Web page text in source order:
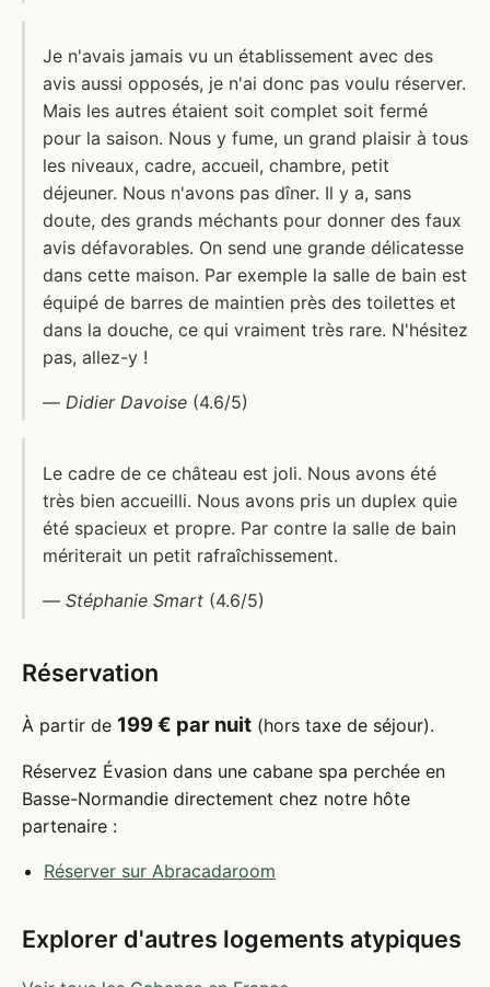
Je n'avais jamais vu un établissement avec des
avis aussi opposés, je n'ai donc pas voulu réserver.
Mais les autres étaient soit complet soit fermé
pour la saison. Nous y fume, un grand plaisir à tous
les niveaux, cadre, accueil, chambre, petit
déjeuner. Nous n'avons pas dîner. Il y a, sans
doute, des grands méchants pour donner des faux
avis défavorables. On send une grande délicatesse
dans cette maison. Par exemple la salle de bain est
équipé de barres de maintien près des toilettes et
dans la douche, ce qui vraiment très rare. N'hésitez
pas, allez-y !
— Didier Davoise (4.6/5)
Le cadre de ce château est joli. Nous avons été
très bien accueilli. Nous avons pris un duplex quie
été spacieux et propre. Par contre la salle de bain
mériterait un petit rafraîchissement.
— Stéphanie Smart (4.6/5)
Réservation
À partir de 199 € par nuit (hors taxe de séjour).
Réservez Évasion dans une cabane spa perchée en
Basse-Normandie directement chez notre hôte
partenaire :
Réserver sur Abracadaroom
Explorer d'autres logements atypiques